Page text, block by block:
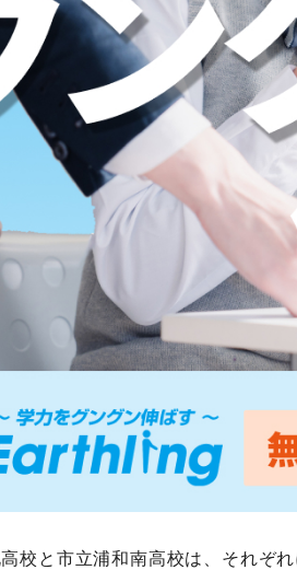
校と市立浦和南高校は、それぞ